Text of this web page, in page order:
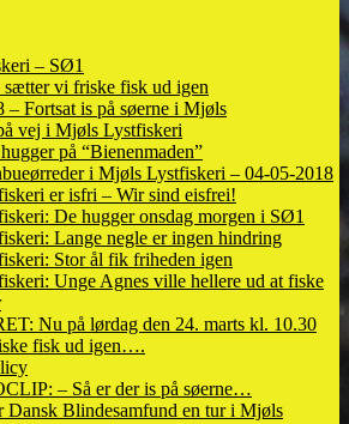
– SØ1
sætter vi friske fisk ud igen
– Fortsat is på søerne i Mjøls
vej i Mjøls Lystfiskeri
på “Bienenmaden”
i Mjøls Lystfiskeri – 04-05-2018
er isfri – Wir sind eisfrei!
De hugger onsdag morgen i SØ1
Lange negle er ingen hindring
Stor ål fik friheden igen
Unge Agnes ville hellere ud at fiske
Nu på lørdag den 24. marts kl. 10.30
fisk ud igen….
– Så er der is på søerne…
Dansk Blindesamfund en tur i Mjøls